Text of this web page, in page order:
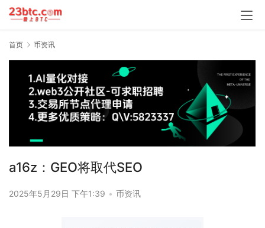
首页 币资讯
a16z：GEO将取代SEO
2025年5月29日 下午1:39 • 币资讯